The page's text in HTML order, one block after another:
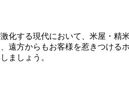
化する現代において、米屋・
遠方からもお客様を惹きつけ
ましょう。